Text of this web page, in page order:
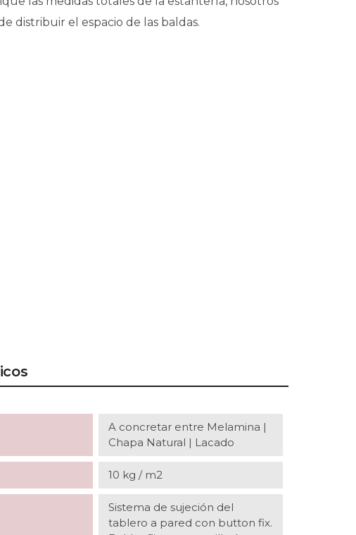
distribuir el espacio de las baldas.
A concretar entre Melamina |
Chapa Natural | Lacado
10 kg / m2
Sistema de sujeción del
tablero a pared con button fix.